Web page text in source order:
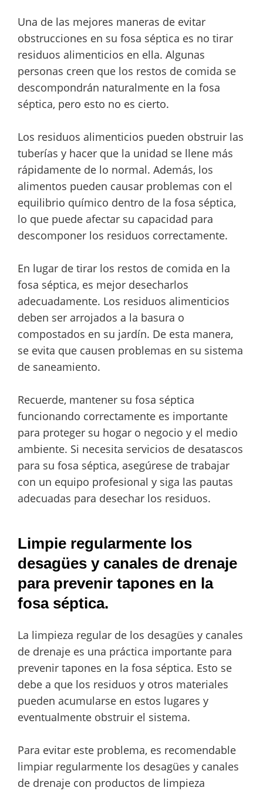
Una de las mejores maneras de evitar
obstrucciones en su fosa séptica es no tirar
residuos alimenticios en ella. Algunas
personas creen que los restos de comida se
descompondrán naturalmente en la fosa
séptica, pero esto no es cierto.
Los residuos alimenticios pueden obstruir las
tuberías y hacer que la unidad se llene más
rápidamente de lo normal. Además, los
alimentos pueden causar problemas con el
equilibrio químico dentro de la fosa séptica,
lo que puede afectar su capacidad para
descomponer los residuos correctamente.
En lugar de tirar los restos de comida en la
fosa séptica, es mejor desecharlos
adecuadamente. Los residuos alimenticios
deben ser arrojados a la basura o
compostados en su jardín. De esta manera,
se evita que causen problemas en su sistema
de saneamiento.
Recuerde, mantener su fosa séptica
funcionando correctamente es importante
para proteger su hogar o negocio y el medio
ambiente. Si necesita servicios de desatascos
para su fosa séptica, asegúrese de trabajar
con un equipo profesional y siga las pautas
adecuadas para desechar los residuos.
Limpie regularmente los
desagües y canales de drenaje
para prevenir tapones en la
fosa séptica.
La limpieza regular de los desagües y canales
de drenaje es una práctica importante para
prevenir tapones en la fosa séptica. Esto se
debe a que los residuos y otros materiales
pueden acumularse en estos lugares y
eventualmente obstruir el sistema.
Para evitar este problema, es recomendable
limpiar regularmente los desagües y canales
de drenaje con productos de limpieza